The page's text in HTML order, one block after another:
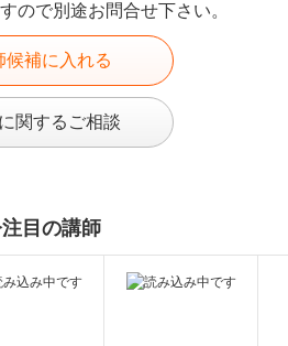
ので別途お問合せ下さい。
候補に入れる
関するご相談
目の講師